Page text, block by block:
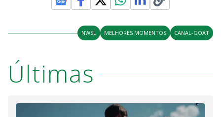
NWSL MELHORES MOMENTOS CANAL-GOAT
Últimas